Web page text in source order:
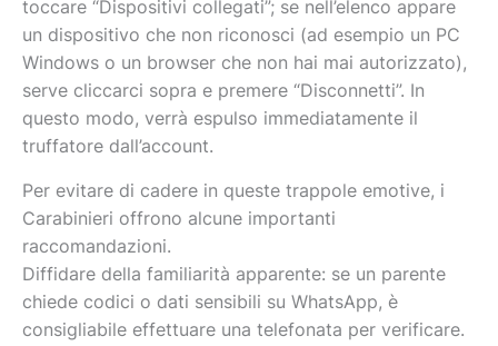
toccare “Dispositivi collegati”; se nell’elenco appare
un dispositivo che non riconosci (ad esempio un PC
Windows o un browser che non hai mai autorizzato),
serve cliccarci sopra e premere “Disconnetti”. In
questo modo, verrà espulso immediatamente il
truffatore dall’account.
Per evitare di cadere in queste trappole emotive, i
Carabinieri offrono alcune importanti
raccomandazioni.
Diffidare della familiarità apparente: se un parente
chiede codici o dati sensibili su WhatsApp, è
consigliabile effettuare una telefonata per verificare.